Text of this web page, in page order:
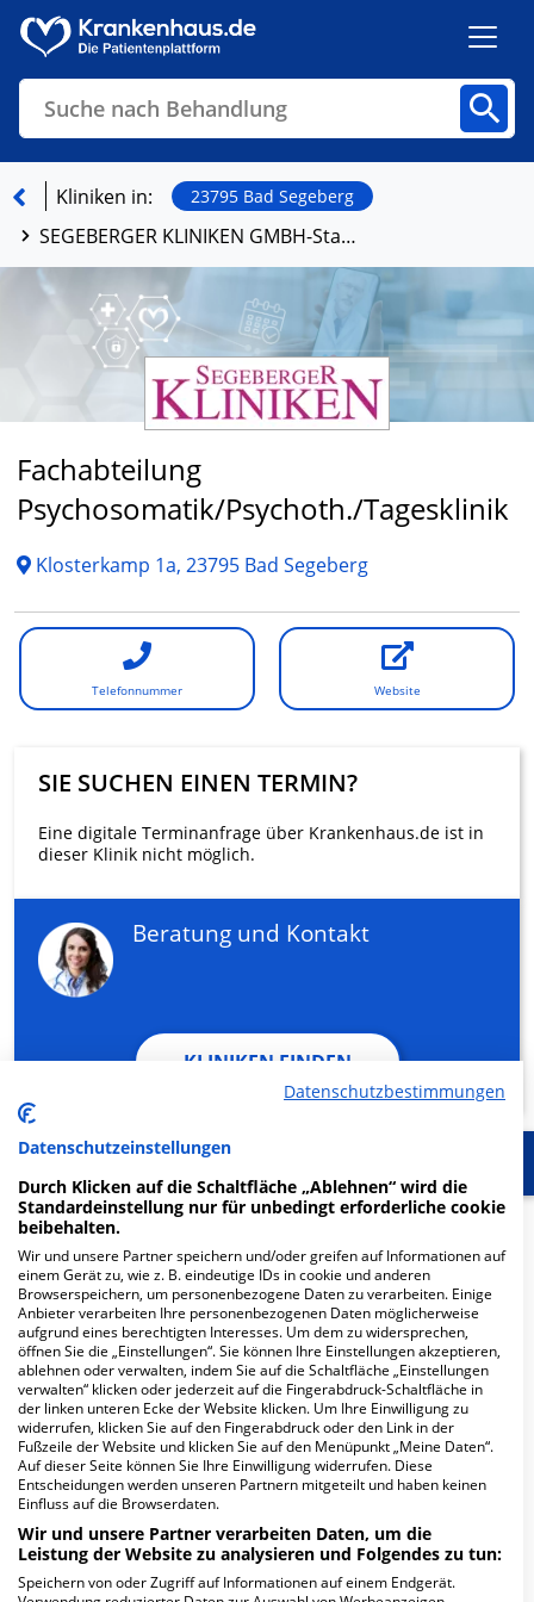
Suche nach Behandlung
Finden
Kliniken in: 23795 Bad Segeberg
SEGEBERGER KLINIKEN GMBH-Standort Bad Segeberg
Fachabteilung
Psychosomatik/Psychoth./Tagesklinik
Klosterkamp 1a, 23795 Bad Segeberg
Telefonnummer Website
SIE SUCHEN EINEN TERMIN?
Eine digitale Terminanfrage über Krankenhaus.de ist in
dieser Klinik nicht möglich.
Beratung und Kontakt
KLINIKEN FINDEN
Für die Klinik
Herzlich Willkommen
DieAllgemeine Klinik der Segeberger Klinikenist eine
Akutklinikder allgemeinenGrund- und
Regelversorgungund gehört seit 2003 zur
Unternehmensgruppe.
Eineoptimale medizinische Versorgung…
Weiterlesen
Besuchszeiten
Mo-Fr 15:00 - 20:00 Uhr | Sa-So 12:00 - 20:00 Uhr
Datenschutzbestimmungen
Datenschutzeinstellungen
Durch Klicken auf die Schaltfläche „Ablehnen“ wird die
Standardeinstellung nur für unbedingt erforderliche cookie
beibehalten.
Wir und unsere Partner speichern und/oder greifen auf Informationen auf
einem Gerät zu, wie z. B. eindeutige IDs in cookie und anderen
Browserspeichern, um personenbezogene Daten zu verarbeiten. Einige
Anbieter verarbeiten Ihre personenbezogenen Daten möglicherweise
aufgrund eines berechtigten Interesses. Um dem zu widersprechen,
öffnen Sie die „Einstellungen“. Sie können Ihre Einstellungen akzeptieren,
ablehnen oder verwalten, indem Sie auf die Schaltfläche „Einstellungen
verwalten“ klicken oder jederzeit auf die Fingerabdruck-Schaltfläche in
der linken unteren Ecke der Website klicken. Um Ihre Einwilligung zu
widerrufen, klicken Sie auf den Fingerabdruck oder den Link in der
Fußzeile der Website und klicken Sie auf den Menüpunkt „Meine Daten“.
Auf dieser Seite können Sie Ihre Einwilligung widerrufen. Diese
Entscheidungen werden unseren Partnern mitgeteilt und haben keinen
Einfluss auf die Browserdaten.
Wir und unsere Partner verarbeiten Daten, um die
Leistung der Website zu analysieren und Folgendes zu tun:
Speichern von oder Zugriff auf Informationen auf einem Endgerät.